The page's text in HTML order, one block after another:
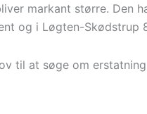
markant større. Den
og i Løgten-Skødstrup
til at søge om